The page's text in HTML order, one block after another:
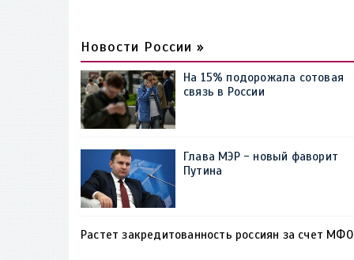
Новости России »
На 15% подорожала сотовая
связь в России
Глава МЭР - новый фаворит
Путина
Растет закредитованность россиян за счет МФО